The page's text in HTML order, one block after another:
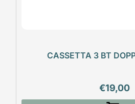
CASSETTA 3 BT
€19,00